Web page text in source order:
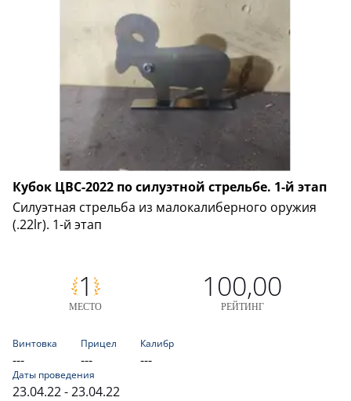
Кубок ЦВС-2022 по силуэтной стрельбе. 1-й этап
Силуэтная стрельба из малокалиберного оружия
(.22lr). 1-й этап
1
МЕСТО
100,00
РЕЙТИНГ
Винтовка
---
Прицел
---
Калибр
---
Даты проведения
23.04.22 - 23.04.22